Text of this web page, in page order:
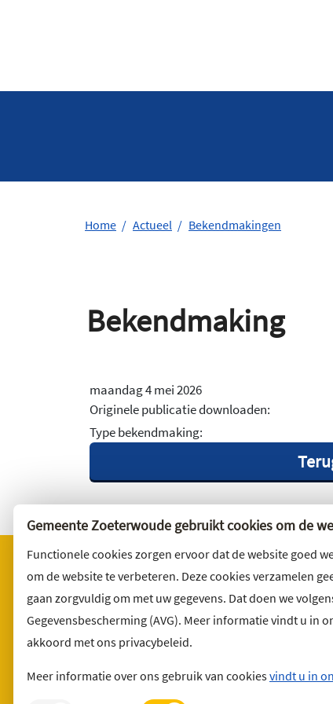
Gemeente Zoeterwoude gebruikt cookies om de
Functionele cookies zorgen ervoor dat de website goed
om de website te verbeteren. Deze cookies verzamelen
gaan zorgvuldig om met uw gegevens. Dat doen we
Gegevensbescherming (AVG). Meer informatie vindt u in
akkoord met ons privacybeleid.
Meer informatie over ons gebruik van cookiesvindt u in
Home Actueel Bekendmakingen
Bekendmaking
maandag 4 mei 2026
Originele publicatie downloaden:
Type bekendmaking:
Bezoekadres
Noordbuurtseweg 27
2381 ET Zoeterwoude
Wilt